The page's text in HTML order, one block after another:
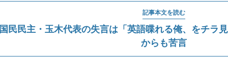
記事本文を読む
国民民主・玉木代表の失言は「英語喋れる俺、をチラ
からも苦言